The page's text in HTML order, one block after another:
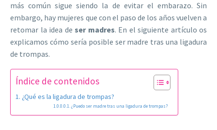
más común sigue siendo la de evitar el embarazo. Sin
embargo, hay mujeres que con el paso de los años vuelven a
retomar la idea de ser madres. En el siguiente artículo os
explicamos cómo sería posible ser madre tras una ligadura
de trompas.
Índice de contenidos
¿Qué es la ligadura de trompas?
¿Puedo ser madre tras una ligadura de trompas?